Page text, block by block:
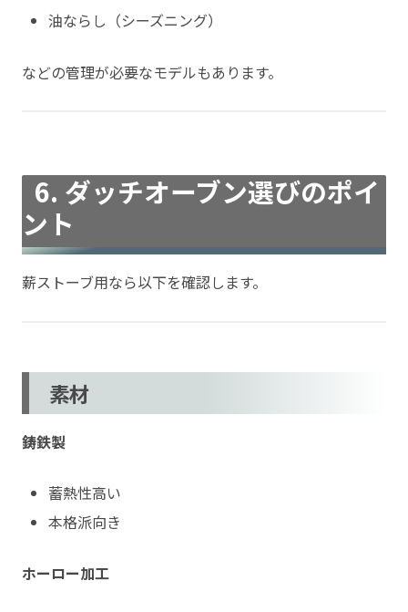
油ならし（シーズニング）
などの管理が必要なモデルもあります。
6. ダッチオーブン選びのポイ
ント
薪ストーブ用なら以下を確認します。
素材
鋳鉄製
蓄熱性高い
本格派向き
ホーロー加工